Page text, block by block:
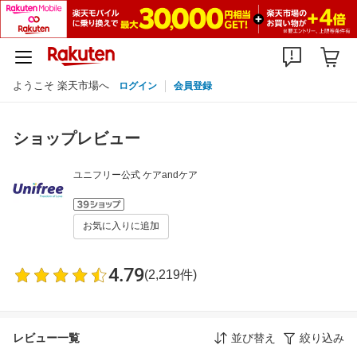
ようこそ 楽天市場へ ログイン 会員登録
ショップレビュー
ユニフリー公式 ケアandケア
お気に入りに追加
4.79(2,219件)
レビュー一覧 並び替え 絞り込み